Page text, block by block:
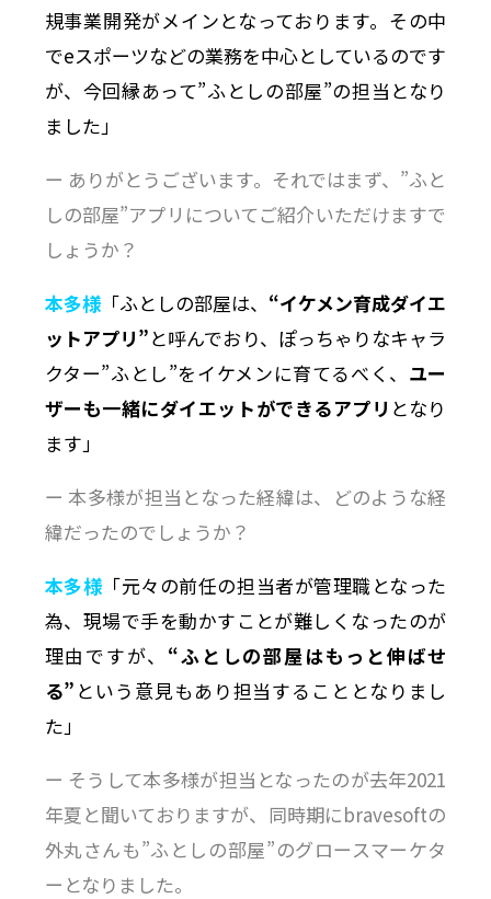
規事業開発がメインとなっております。その中
でeスポーツなどの業務を中心としているのです
が、今回縁あって”ふとしの部屋”の担当となり
ました」
ー ありがとうございます。それではまず、”ふと
しの部屋”アプリについてご紹介いただけますで
しょうか？
本多様「ふとしの部屋は、 “イケメン育成ダイエ
ットアプリ”と呼んでおり、ぽっちゃりなキャラ
クター”ふとし”をイケメンに育てるべく、 ユー
ザーも一緒にダイエットができるアプリ となり
ます」
ー 本多様が担当となった経緯は、どのような経
緯だったのでしょうか？
本多様 「元々の前任の担当者が管理職となった
為、現場で手を動かすことが難しくなったのが
理由ですが、 “ふとしの部屋はもっと伸ばせ
る” という意見もあり担当することとなりまし
た」
ー そうして本多様が担当となったのが去年2021
年夏と聞いておりますが、同時期にbravesoftの
外丸さんも”ふとしの部屋”のグロースマーケタ
ーとなりました。